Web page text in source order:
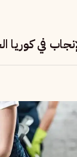
في كوريا